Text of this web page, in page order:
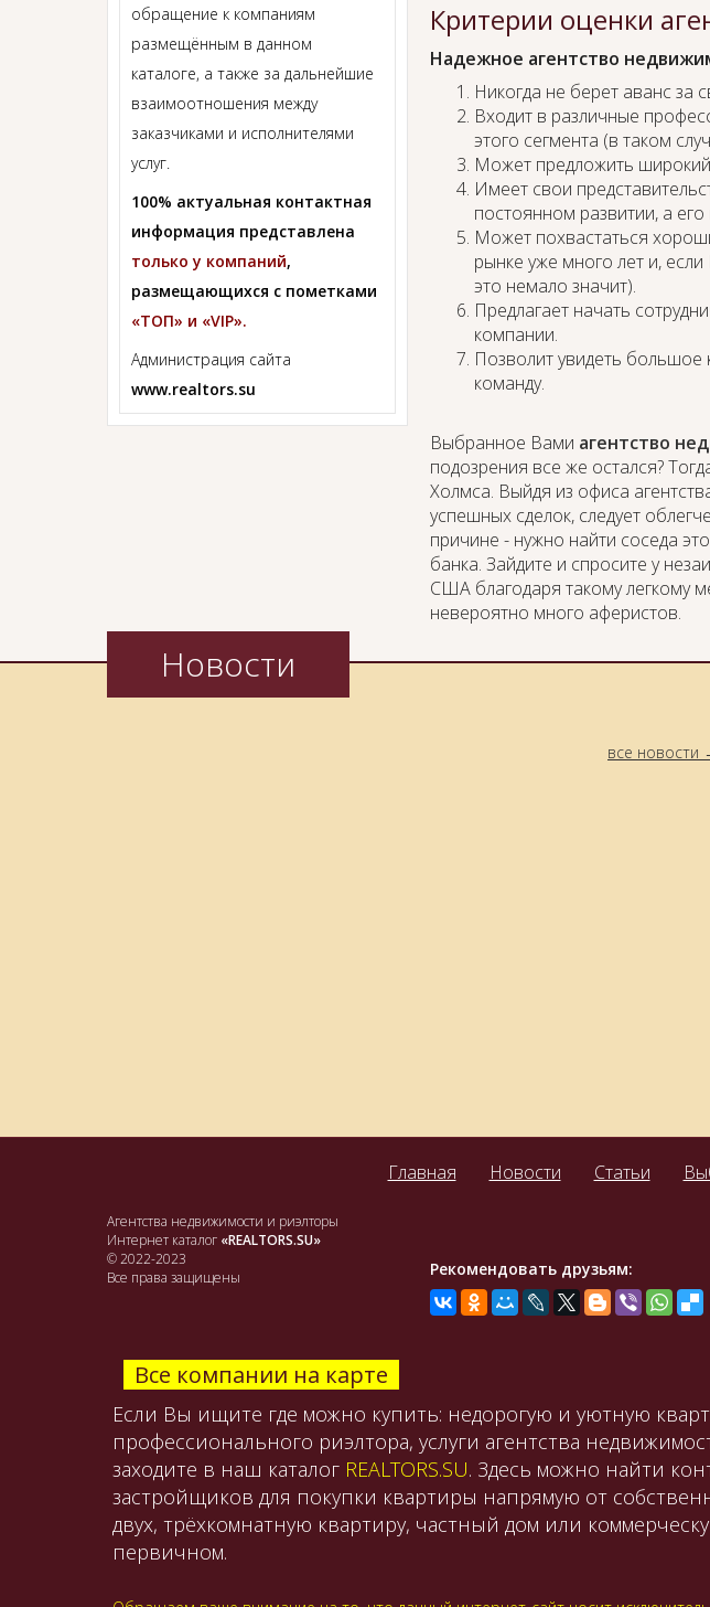
Критерии оценки
Надежное агентство
Никогда не берет аванс за
Входит в различные
этого сегмента (в таком
Может предложить широкий
Имеет свои
постоянном развитии, а
Может похвастаться
рынке уже много лет и,
это немало значит).
Предлагает начать
компании.
Позволит увидеть большое
команду.
Выбранное Вами агентство
подозрения все же остался?
Холмса. Выйдя из офиса
успешных сделок, следует
причине - нужно найти соседа
банка. Зайдите и спросите у
США благодаря такому легкому
невероятно много аферистов.
обращение к компаниям
размещённым в данном
каталоге, а также за дальнейшие
взаимоотношения между
заказчиками и исполнителями
услуг.
100% актуальная контактная
информация представлена
только у компаний,
размещающихся с пометками
«ТОП» и «VIP».
Администрация сайта
www.realtors.su
Новости
все новости
Главная Новости Статьи
Агентства недвижимости и риэлторы
Интернет каталог «REALTORS.SU»
© 2022-2023
Все права защищены
Рекомендовать друзьям:
Все компании на карте
Если Вы ищите где можно купить: недорогую и уютную
профессионального риэлтора, услуги агентства
заходите в наш каталог REALTORS.SU. Здесь можно найти
застройщиков для покупки квартиры напрямую от
двух, трёхкомнатную квартиру, частный дом или
первичном.